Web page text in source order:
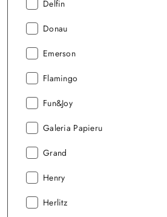
Producent:
Delfin
Producent:
Donau
Producent:
Emerson
Producent:
Flamingo
Producent:
Fun&Joy
Producent:
Galeria Papieru
Producent:
Grand
Producent:
Henry
Producent:
Herlitz